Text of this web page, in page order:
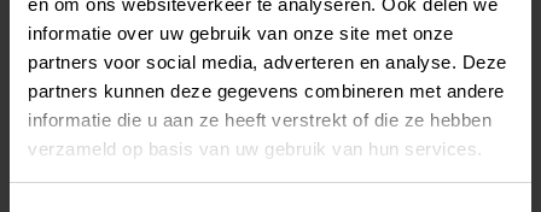
informatie over uw gebruik van onze site met onze
partners voor social media, adverteren en analyse. Deze
partners kunnen deze gegevens combineren met andere
informatie die u aan ze heeft verstrekt of die ze hebben
verzameld op basis van uw gebruik van hun services.
bestand te zijn tegen verschillende
weersomstandigheden, waardoor hij ook buiten
gebruikt kan worden. Zorg er wel voor dat de